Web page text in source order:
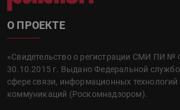
О ПРОЕКТЕ
«Свидетельство о регистрации СМИ ПИ №
30.10.2015 г. Выдано Федеральной
сфере связи, информационных
коммуникаций (Роскомнадзором).